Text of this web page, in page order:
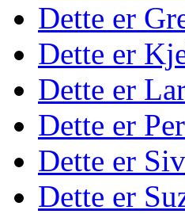
Dette er
Dette er
Dette er
Dette er
Dette er Siv
Dette er